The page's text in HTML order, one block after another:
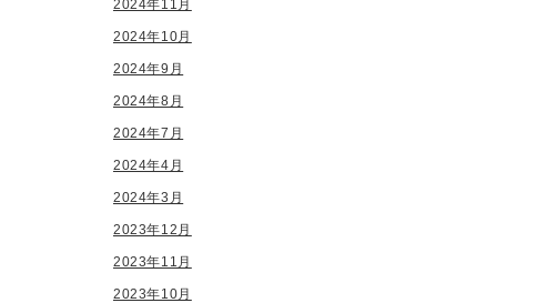
2024年11月
2024年10月
2024年9月
2024年8月
2024年7月
2024年4月
2024年3月
2023年12月
2023年11月
2023年10月